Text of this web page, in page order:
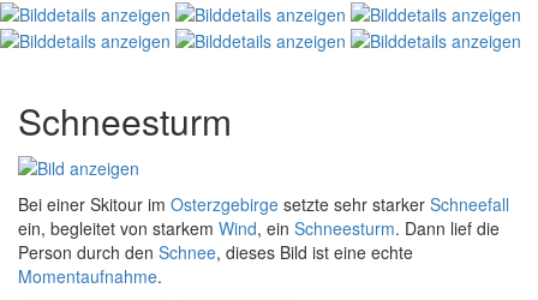
Schneesturm
Bei einer Skitour im Osterzgebirge setzte sehr starker Schneefall
ein, begleitet von starkem Wind, ein Schneesturm. Dann lief die
Person durch den Schnee, dieses Bild ist eine echte
Momentaufnahme.